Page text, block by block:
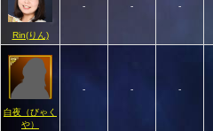
Rin(りん)
- - -
白夜（びゃく
や）
- - -